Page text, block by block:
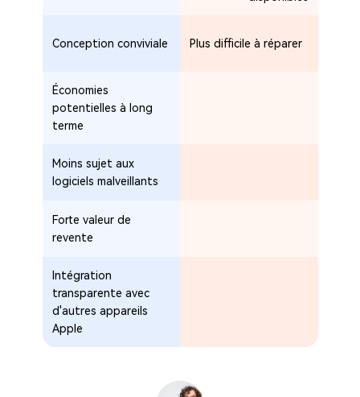
Conception conviviale Plus difficile à réparer
Économies
potentielles à long
terme
Moins sujet aux
logiciels malveillants
Forte valeur de
revente
Intégration
transparente avec
d'autres appareils
Apple